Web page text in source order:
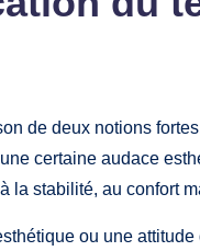
de deux notions
certaine audace
la stabilité, au confort
ou une